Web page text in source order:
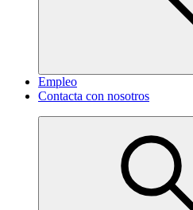
Empleo
Contacta con nosotros